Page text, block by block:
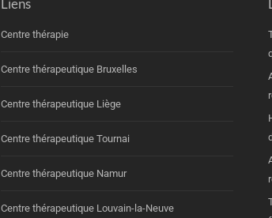
Liens
Centre thérapie
Centre thérapeutique Bruxelles
Centre thérapeutique Liège
Centre thérapeutique Tournai
Centre thérapeutique Namur
Centre thérapeutique Louvain-la-Neuve